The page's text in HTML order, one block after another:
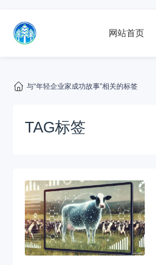
网站首页
与“年轻企业家成功故事”相关的标签
TAG标签